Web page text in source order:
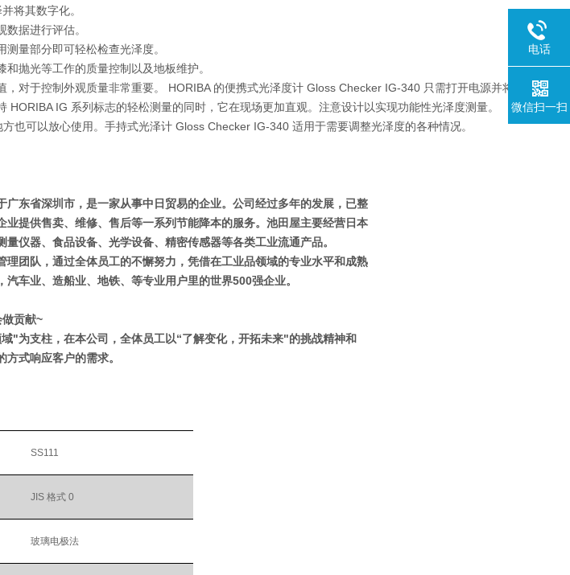
将其数字化。
据进行评估。
量部分即可轻松检查光泽度。
抛光等工作的质量控制以及地板维护。
对于控制外观质量非常重要。 HORIBA 的便携式光泽度计 Gloss Checker IG-340 只需打开电源并将
HORIBA IG 系列标志的轻松测量的同时，它在现场更加直观。注意设计以实现功能性光泽度测量。
也可以放心使用。手持式光泽计 Gloss Checker IG-340 适用于需要调整光泽度的各种情况。
东省深圳市，是一家从事中日贸易的企业。公司经过多年的发展，已整
提供售卖、维修、售后等一系列节能降本的服务。池田屋主要经营日本
仪器、食品设备、光学设备、精密传感器等各类工业流通产品。
团队，通过全体员工的不懈努力，凭借在工业品领域的专业水平和成熟
车业、造船业、地铁、等专业用户里的世界500强企业。
贡献~
"为支柱，在本公司，全体员工以“了解变化，开拓未来"的挑战精神和
式响应客户的需求。
SS111
JIS 格式 0
玻璃电极法
电话
微信扫一扫